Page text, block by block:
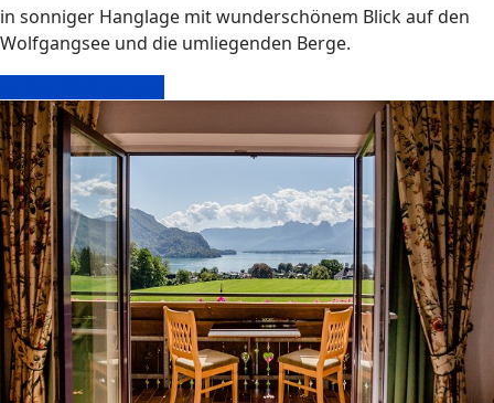
in sonniger Hanglage mit wunderschönem Blick auf den
Wolfgangsee und die umliegenden Berge.